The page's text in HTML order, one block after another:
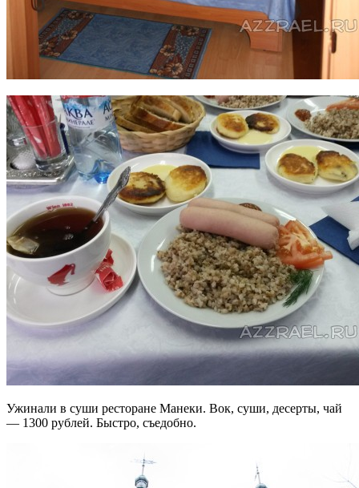
Ужинали в суши ресторане Манеки. Вок, суши, десерты, чай
— 1300 рублей. Быстро, съедобно.